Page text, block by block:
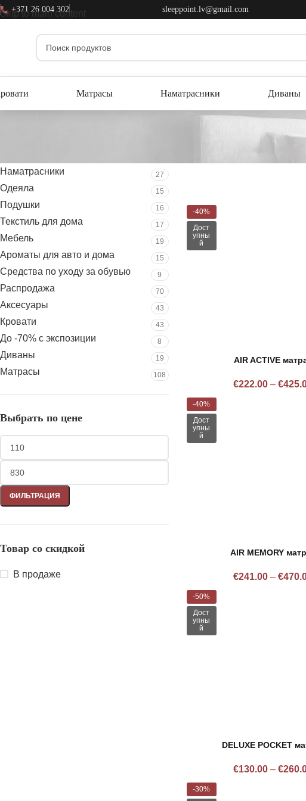
Skip to main content
+371 26 004 302 sleeppoint.lv@gmail.com
Матрасы Наматрасники Диваны
Наматрасники 27
Одеяла 15
Подушки 16
Текстиль для дома 17
Мебель 19
Ароматы для авто и дома 15
Средства по уходу за обувью 9
Распродажа 70
Аксесуары 43
Кровати 43
До -70% с экспозиции 8
Диваны 19
Матрасы 108
Выбрать по цене
ФИЛЬТРАЦИЯ
Товар со скидкой
В продаже
-40%
Дост
упны
й
AIR ACTIVE
€222.00 – €
-40%
Дост
упны
й
AIR MEMORY
€241.00 – €
-50%
Дост
упны
й
DELUXE POCKET
€130.00 – €
-30%